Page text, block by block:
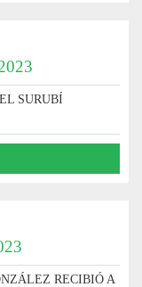
SURUBÍ
RECIBIÓ A